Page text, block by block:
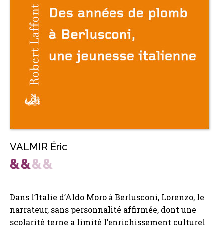
VALMIR Éric
Dans l’Italie d’Aldo Moro à Berlusconi, Lorenzo, le
narrateur, sans personnalité affirmée, dont une
scolarité terne a limité l’enrichissement culturel